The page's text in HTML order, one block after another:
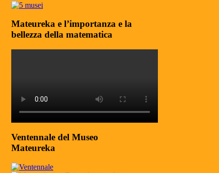
Mateureka e l’importanza e la
bellezza della matematica
Ventennale del Museo
Mateureka